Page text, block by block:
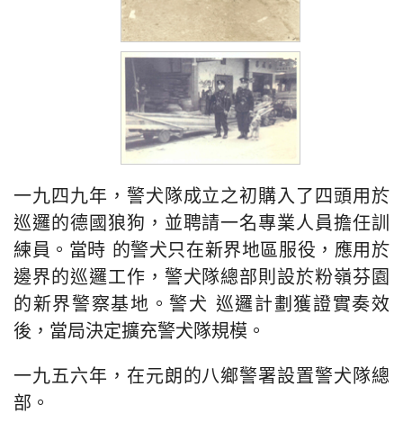
一九四九年，警犬隊成立之初購入了四頭用於
巡邏的德國狼狗，並聘請一名專業人員擔任訓
練員。當時 的警犬只在新界地區服役，應用於
邊界的巡邏工作，警犬隊總部則設於粉嶺芬園
的新界警察基地。警犬 巡邏計劃獲證實奏效
後，當局決定擴充警犬隊規模。
一九五六年，在元朗的八鄉警署設置警犬隊總
部。